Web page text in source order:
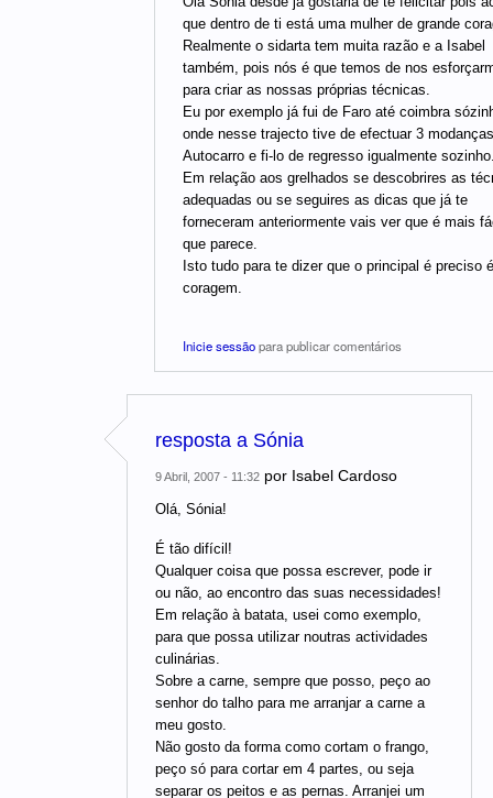
que dentro de ti está uma mulher de grande
Realmente o sidarta tem muita razão e a Isabel
também, pois nós é que temos de nos
para criar as nossas próprias técnicas.
Eu por exemplo já fui de Faro até coimbra
onde nesse trajecto tive de efectuar 3
Autocarro e fi-lo de regresso igualmente
Em relação aos grelhados se descobrires as
adequadas ou se seguires as dicas que já te
forneceram anteriormente vais ver que é mais
que parece.
Isto tudo para te dizer que o principal é preciso é
coragem.
Inicie sessãopara publicar comentários
resposta a Sónia
9 Abril, 2007 - 11:32 por Isabel Cardoso
Olá, Sónia!
É tão difícil!
Qualquer coisa que possa escrever, pode ir
ou não, ao encontro das suas necessidades!
Em relação à batata, usei como exemplo,
para que possa utilizar noutras actividades
culinárias.
Sobre a carne, sempre que posso, peço ao
senhor do talho para me arranjar a carne a
meu gosto.
Não gosto da forma como cortam o frango,
peço só para cortar em 4 partes, ou seja
separar os peitos e as pernas. Arranjei um